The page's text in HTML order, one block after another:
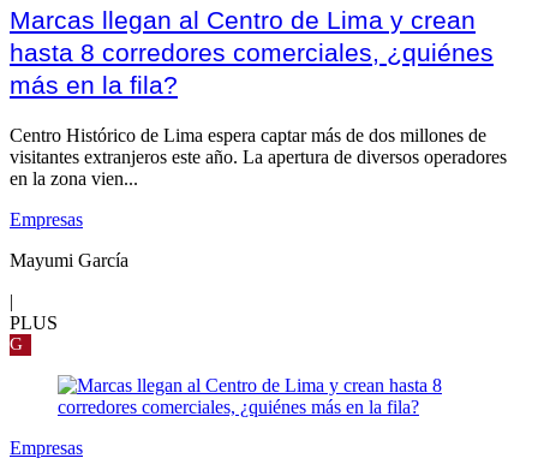
Marcas llegan al Centro de Lima y crean
hasta 8 corredores comerciales, ¿quiénes
más en la fila?
Centro Histórico de Lima espera captar más de dos millones de
visitantes extranjeros este año. La apertura de diversos operadores
en la zona vien...
Empresas
Mayumi García
|
PLUS
G
Empresas